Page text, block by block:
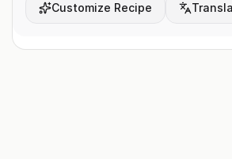
Customize Recipe